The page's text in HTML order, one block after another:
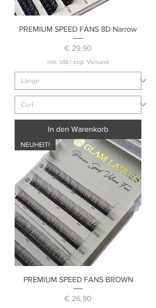
PREMIUM SPEED FANS 8D Narrow
Preis
€ 29,90
inkl. USt | zzgl. Versand
In den Warenkorb
NEUHEIT!
PREMIUM SPEED FANS BROWN
Preis
€ 26,90